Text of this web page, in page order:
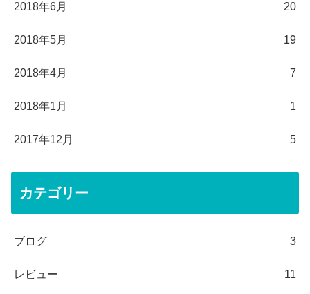
2018年6月 20
2018年5月 19
2018年4月 7
2018年1月 1
2017年12月 5
カテゴリー
ブログ 3
レビュー 11